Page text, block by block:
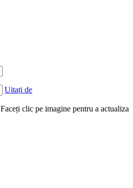
Uitați de
Faceți clic pe imagine pentru a actualiza